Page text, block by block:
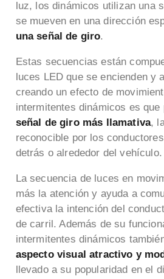
luz, los dinámicos utilizan una
se mueven en una dirección
una señal de giro.
Estas secuencias están
luces LED que se encienden y
creando un efecto de
intermitentes dinámicos es que
señal de giro más llamativa,
reconocible por los
detrás o alrededor del vehículo.
La secuencia de luces en
más la atención y ayuda a
efectiva la intención del
de carril. Además de su
intermitentes dinámicos
aspecto visual atractivo y
llevado a su popularidad en el